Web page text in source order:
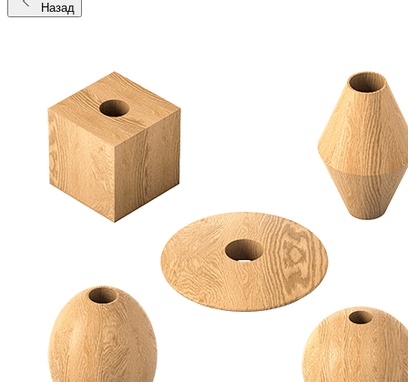
Назад